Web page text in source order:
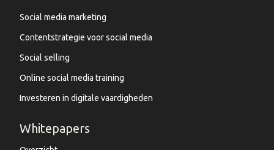
Social media marketing
Contentstrategie voor social media
Social selling
Online social media training
Investeren in digitale vaardigheden
Whitepapers